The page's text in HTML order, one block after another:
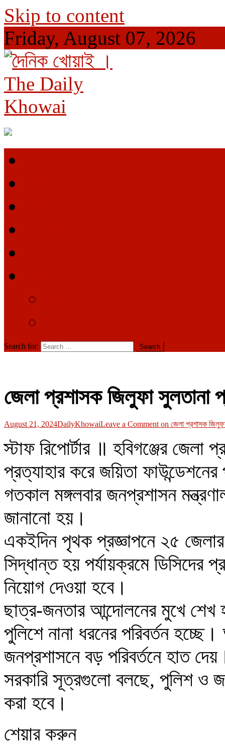
Skip to content
Friday, August 07, 2026
দৈনিক খোয়াই । The Daily Khowai
Official Newspaper
Search for:
জেলা প্রশাসক জিলুফা সুলতানা
August 21, 2024DailyKhowaiLeave a Comment on জেলা প্রশাসক
স্টাফ রিপোর্টার ॥ হবিগঞ্জের
প্রত্যাহার করে জয়িতা
গতকাল মঙ্গলবার জনপ্রশাসন
জানানো হয়।
একইদিন পৃথক প্রজ্ঞাপনে ২৫
সিদ্ধান্ত হয় পর্যায়ক্রমে ডিসিদের
নিয়োগ দেওয়া হবে।
ছাত্র-জনতার আন্দোলনের মুখে শেখ
পুলিশে নানা ধরনের পরিবর্তন
জনপ্রশাসনে বড় পরিবর্তনে হাত
সরকারি সূত্রগুলো বলছে, পুলিশ ও
করা হবে।
শেয়ার করুন